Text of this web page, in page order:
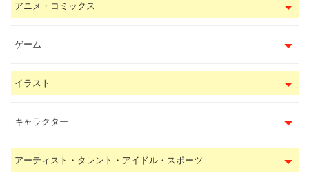
アニメ・コミックス
ゲーム
イラスト
キャラクター
アーティスト・タレント・アイドル・スポーツ